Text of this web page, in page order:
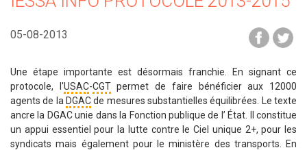
05-08-2013
Une étape importante est désormais franchie. En signant ce
protocole, l'USAC-CGTpermet de faire bénéficier aux 12000
agents de la DGACde mesures substantielles équilibrées. Le texte
ancre la DGAC unie dans la Fonction publique de l’ État. Il constitue
un appui essentiel pour la lutte contre le Ciel unique 2+, pour les
syndicats mais également pour le ministère des transports. En